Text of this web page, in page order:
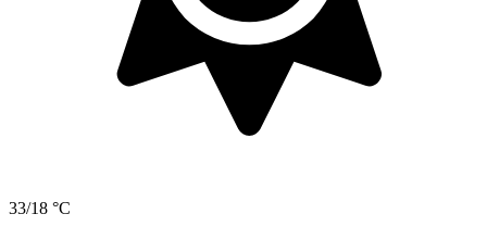
33/18 °C